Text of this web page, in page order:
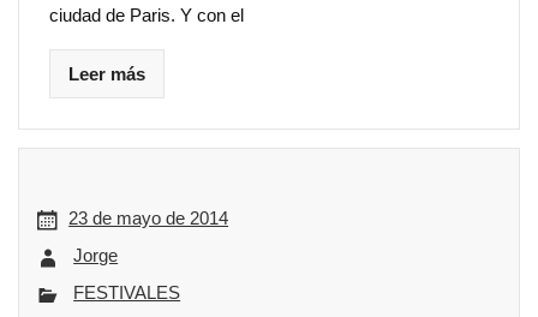
ciudad de Paris. Y con el
Leer más
23 de mayo de 2014
Jorge
FESTIVALES